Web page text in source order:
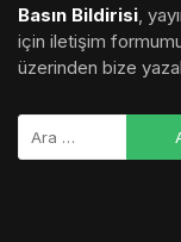
Basın Bildirisi,
için iletişim
üzerinden bize